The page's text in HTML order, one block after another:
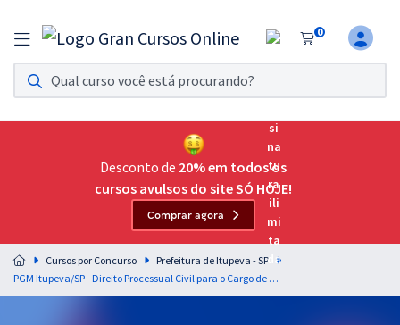
0
Assinatura Ilimitada 11
Acesso a todos os cursos. Teste grátis por 7 dias!
Assinatura OAB Até Passar
Acesso ilimitado a toda preparação para o Exame da
Residências Multiprofissionais
Preparação completa e intensiva para as principais
residências em saúde do Brasil
Desconto de 20% em todos os
cursos avulsos do site SÓ HOJE!
Comprar agora
Cursos por Concurso
Prefeitura de Itupeva - SP
PGM Itupeva/SP - Direito Processual Civil para o Cargo de Procurador Municipal - Professor Gustavo Alves & Gustavo Deitos (Pós-Edital)